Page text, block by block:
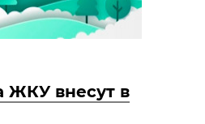
ЖКУ внесут в